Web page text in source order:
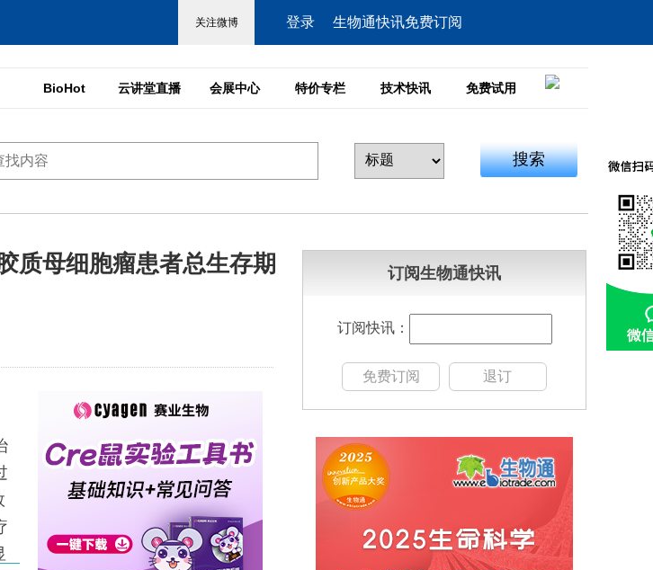
登录 生物通快讯免费订阅
BioHot 云讲堂直播 会展中心 特价专栏 技术快讯 免费试用
搜索
质母细胞瘤患者总生存期 订阅生物通快讯
订阅快讯：
免费订阅 退订